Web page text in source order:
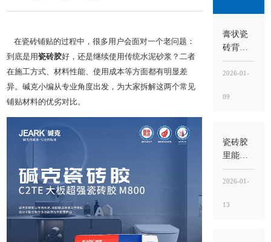
在瓷砖铺贴的过程中，很多用户会面对一个老问题：
到底是用瓷砖胶好，还是继续使用传统水泥砂浆？二者
在施工方式、材料性能、使用成本等方面都有明显差
异。碱克小编从专业角度出发，为大家拆解这两个常见
铺贴材料的优劣对比。
膏状瓷
砖背胶
好吗？
好不好
头”，而
性”能不
能落到
工地
2026-01-
09
瓷砖胶
里能掺
水泥
吗？不
意掺，
2026-01-
13